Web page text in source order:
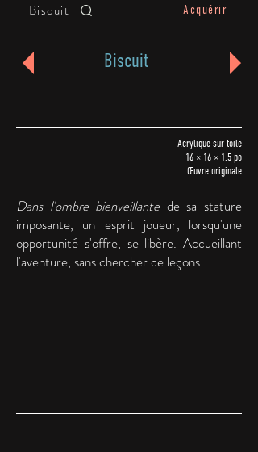
Biscuit Acquérir
Biscuit
Acrylique sur toile
16 × 16 × 1,5 po
Œuvre originale
Dans l'ombre bienveillantede sa stature
imposante, un esprit joueur, lorsqu'une
opportunité s'offre, se libère. Accueillant
l'aventure, sans chercher de leçons.